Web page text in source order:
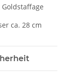
ca. 28 cm